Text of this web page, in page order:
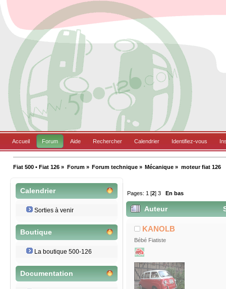
Accueil Forum Aide Rechercher Calendrier Identifiez-vous
Fiat 500 • Fiat 126 » Forum» Forum technique» Mécanique » moteur fiat 126
Calendrier
Sorties à venir
Boutique
La boutique 500-126
Documentation
Pages: 1 [2]3 En bas
Auteur
KANOLB
Bébé Fiatiste